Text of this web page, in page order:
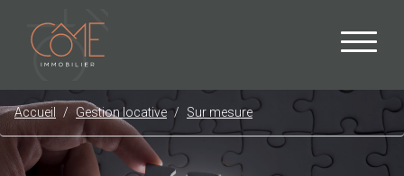
Accueil Gestion locative Sur mesure